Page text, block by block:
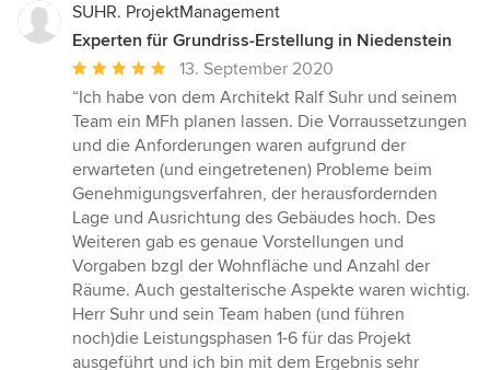
SUHR. ProjektManagement
Experten für Grundriss-Erstellung in Niedenstein
Durchschnittliche
Bewertung:
5
von
5
Sternen
13. September 2020
“Ich habe von dem Architekt Ralf Suhr und seinem
Team ein MFh planen lassen. Die Vorraussetzungen
und die Anforderungen waren aufgrund der
erwarteten (und eingetretenen) Probleme beim
Genehmigungsverfahren, der herausfordernden
Lage und Ausrichtung des Gebäudes hoch. Des
Weiteren gab es genaue Vorstellungen und
Vorgaben bzgl der Wohnfläche und Anzahl der
Räume. Auch gestalterische Aspekte waren wichtig.
Herr Suhr und sein Team haben (und führen
noch)die Leistungsphasen 1-6 für das Projekt
ausgeführt und ich bin mit dem Ergebnis sehr